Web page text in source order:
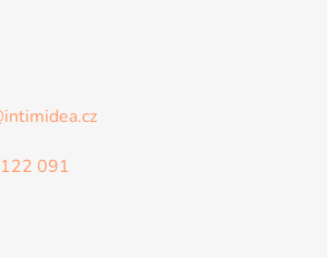
intimidea.cz
091